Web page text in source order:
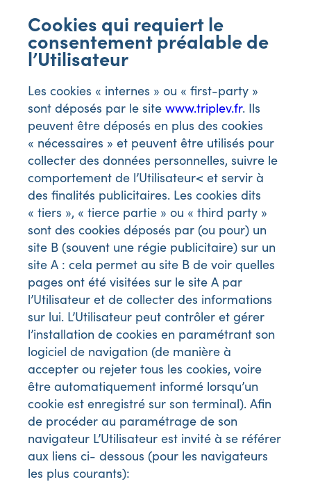
Cookies qui requiert le
consentement préalable de
l’Utilisateur
Les cookies « internes » ou « first-party »
sont déposés par le site www.triplev.fr. Ils
peuvent être déposés en plus des cookies
« nécessaires » et peuvent être utilisés pour
collecter des données personnelles, suivre le
comportement de l’Utilisateur< et servir à
des finalités publicitaires. Les cookies dits
« tiers », « tierce partie » ou « third party »
sont des cookies déposés par (ou pour) un
site B (souvent une régie publicitaire) sur un
site A : cela permet au site B de voir quelles
pages ont été visitées sur le site A par
l’Utilisateur et de collecter des informations
sur lui. L’Utilisateur peut contrôler et gérer
l’installation de cookies en paramétrant son
logiciel de navigation (de manière à
accepter ou rejeter tous les cookies, voire
être automatiquement informé lorsqu’un
cookie est enregistré sur son terminal). Afin
de procéder au paramétrage de son
navigateur L’Utilisateur est invité à se référer
aux liens ci- dessous (pour les navigateurs
les plus courants):